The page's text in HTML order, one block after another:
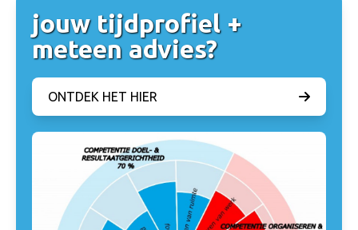
jouw tijdprofiel +
meteen advies?
ONTDEK HET HIER